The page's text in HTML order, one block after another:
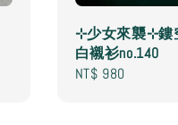
⊹少女來襲⊹鏤
白襯衫no.140
Regular
NT$ 980